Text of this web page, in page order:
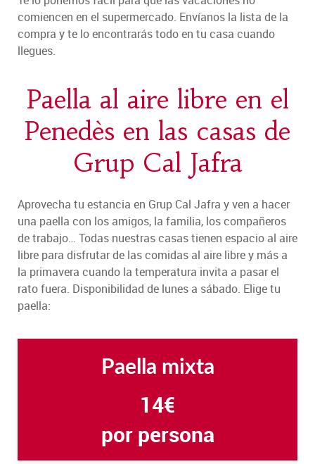
comiencen en el supermercado. Envíanos la lista de la
compra y te lo encontrarás todo en tu casa cuando
llegues.
Paella al aire libre en el
Penedès en las casas de
Grup Cal Jafra
Aprovecha tu estancia en Grup Cal Jafra y ven a hacer
una paella con los amigos, la familia, los compañeros
de trabajo… Todas nuestras casas tienen espacio al aire
libre para disfrutar de las comidas al aire libre y más a
la primavera cuando la temperatura invita a pasar el
rato fuera. Disponibilidad de lunes a sábado. Elige tu
paella:
Paella mixta
14€
por persona